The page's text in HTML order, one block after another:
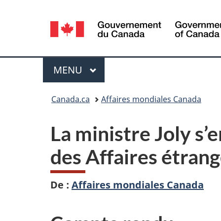
Sélection
de
la
langue
Menu
MENU PRINCIPAL
Canada.ca Affaires mondiales Canada
La ministre Joly
des Affaires
De : Affaires mondiales Canada